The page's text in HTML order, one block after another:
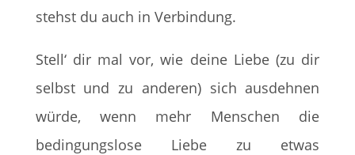
stehst du auch in Verbindung.
Stell‘ dir mal vor, wie deine Liebe (zu dir
selbst und zu anderen) sich ausdehnen
würde, wenn mehr Menschen die
bedingungslose Liebe zu etwas